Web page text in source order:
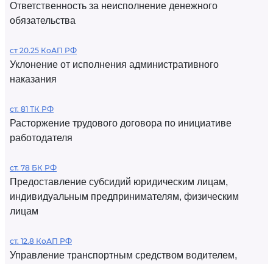
Ответственность за неисполнение денежного
обязательства
ст 20.25 КоАП РФ
Уклонение от исполнения административного
наказания
ст. 81 ТК РФ
Расторжение трудового договора по инициативе
работодателя
ст. 78 БК РФ
Предоставление субсидий юридическим лицам,
индивидуальным предпринимателям, физическим
лицам
ст. 12.8 КоАП РФ
Управление транспортным средством водителем,